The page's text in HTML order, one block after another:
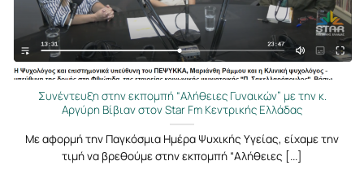
Συνέντευξη στην εκπομπή “Αλήθειες Γυναικών” με την κ.
Αργύρη Βίβιαν στον Star Fm Κεντρικής Ελλάδας
Με αφορμή την Παγκόσμια Ημέρα Ψυχικής Υγείας, είχαμε την
τιμή να βρεθούμε στην εκπομπή “Αλήθειες [...]